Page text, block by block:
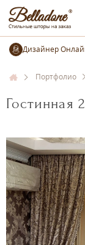
Портфолио
Гостинная 2